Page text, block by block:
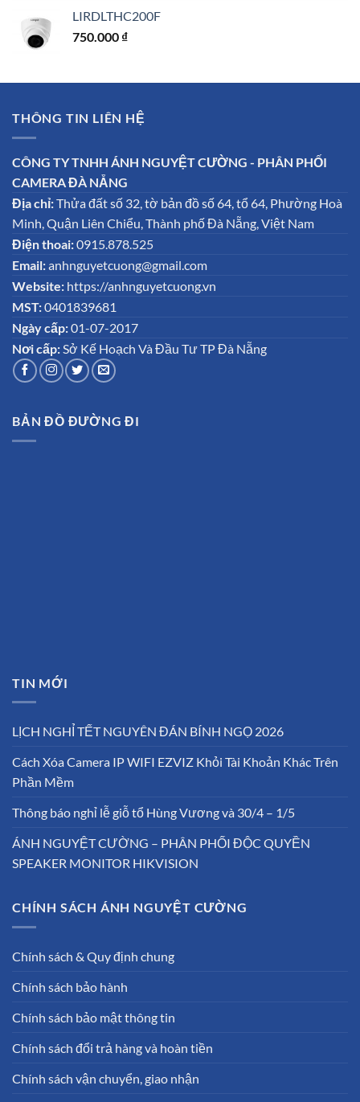
LIRDLTHC200F
750.000 ₫
THÔNG TIN LIÊN HỆ
CÔNG TY TNHH ÁNH NGUYỆT CƯỜNG - PHÂN PHỐI
CAMERA ĐÀ NẴNG
Địa chỉ:Thửa đất số 32, tờ bản đồ số 64, tổ 64, Phường Hoà
Minh, Quận Liên Chiểu, Thành phố Đà Nẵng, Việt Nam
Điện thoai:0915.878.525
Email:anhnguyetcuong@gmail.com
Website: https://anhnguyetcuong.vn
MST:0401839681
Ngày cấp:01-07-2017
Nơi cấp: Sở Kế Hoạch Và Đầu Tư TP Đà Nẵng
BẢN ĐỒ ĐƯỜNG ĐI
TIN MỚI
LỊCH NGHỈ TẾT NGUYÊN ĐÁN BÍNH NGỌ 2026
Cách Xóa Camera IP WIFI EZVIZ Khỏi Tài Khoản Khác Trên
Phần Mềm
Thông báo nghỉ lễ giỗ tổ Hùng Vương và 30/4 – 1/5
ÁNH NGUYỆT CƯỜNG – PHÂN PHỐI ĐỘC QUYỀN
SPEAKER MONITOR HIKVISION
CHÍNH SÁCH ÁNH NGUYỆT CƯỜNG
Chính sách & Quy định chung
Chính sách bảo hành
Chính sách bảo mật thông tin
Chính sách đổi trả hàng và hoàn tiền
Chính sách vận chuyển, giao nhận